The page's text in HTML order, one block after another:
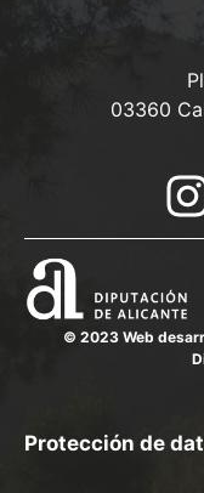
03360
© 2023 Web
Protección de